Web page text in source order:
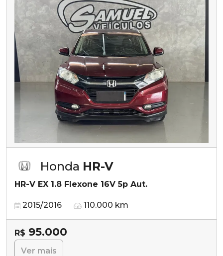
Honda HR-V
HR-V EX 1.8 Flexone 16V 5p Aut.
2015/2016 110.000 km
R$ 95.000
Ver mais